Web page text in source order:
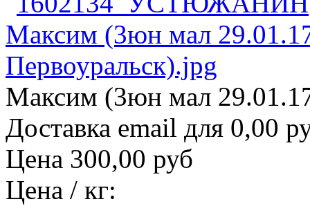
Максим (3юн мал
Доставка email для 0,00
Цена 300,00 руб
Цена / кг: